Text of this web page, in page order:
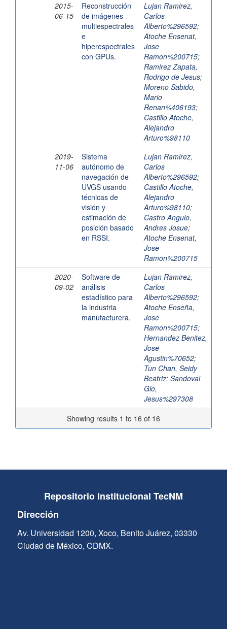
2015-
06-15
Reconstrucción
de imágenes
multiespectrales
e
hiperespectrales
con GPUs.
Lujan Ramirez,
Carlos
Alberto%296592;
Atoche Ensenat,
Jose
Ramon%200715;
Ramirez Zapata,
Rodrigo de Jesus;
Moreno Sabido,
Mario
Renan%406193;
Castillo Atoche,
Alejandro
Arturo%98110
2019-
11-06
Sistema
autónomo de
navegación de
UVGS usando
técnicas de
visión y
estimación de
posición basado
en RSSI.
Lujan Ramirez,
Carlos
Alberto%296592;
Castillo Atoche,
Alejandro
Arturo%98110;
Castro Angulo,
Andres Josue;
Atoche Ensenat,
Jose
Ramon%200715
2020-
09-02
Software de
análisis
estadístico para
la industria
manufacturera.
Lujan Ramirez,
Carlos
Alberto%296592;
Atoche Enseña,
Jose
Ramon%200715;
Hernandez Benitez,
Jose
Agustin%70652;
Tun Chan, Seidy
Beatriz; Sandoval
Gio,
Jesus%297308
Showing results 1 to 16 of 16
Repositorio Institucional TecNM
Dirección
Av. Universidad 1200, Xoco, Benito Juárez, 03330
Ciudad de México, CDMX.